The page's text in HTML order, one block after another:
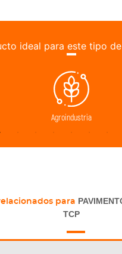
ideal para este tipo
Agroindustria
para
TCP